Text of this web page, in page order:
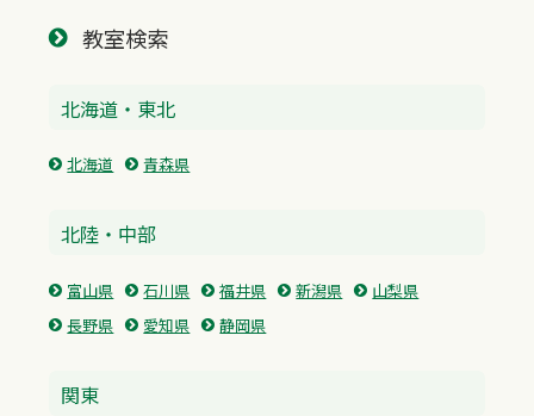
教室検索
北海道・東北
北海道 青森県
北陸・中部
富山県 石川県 福井県 新潟県
山梨県
長野県
愛知県 静岡県
関東